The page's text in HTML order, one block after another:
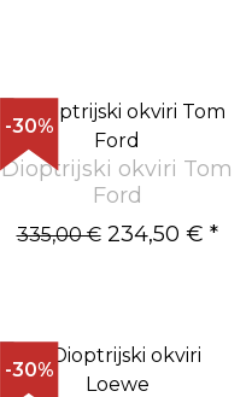
-30%
Dioptrijski okviri Tom
Ford
335,00 €234,50 € *
-30%